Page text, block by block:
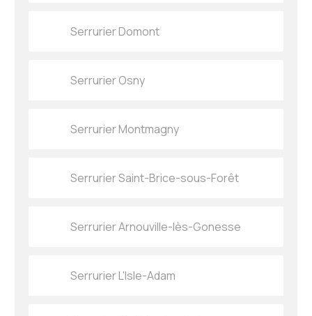
Serrurier Domont
Serrurier Osny
Serrurier Montmagny
Serrurier Saint-Brice-sous-Forêt
Serrurier Arnouville-lès-Gonesse
Serrurier L'Isle-Adam